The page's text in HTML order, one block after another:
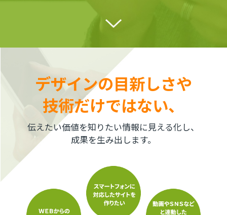
デザインの目新しさや
技術だけではない、
伝えたい価値を知りたい情報に見える化し、
成果を生み出します。